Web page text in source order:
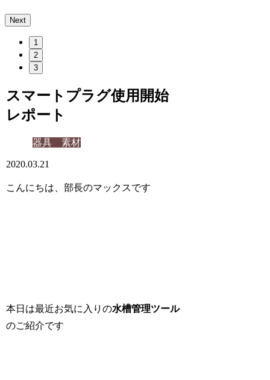
Next
1
2
3
スマートプラグ使用開始
レポート
器具 素材
2020.03.21
こんにちは、部長のマックスです
本日は最近お気に入りの水槽管理ツール
のご紹介です